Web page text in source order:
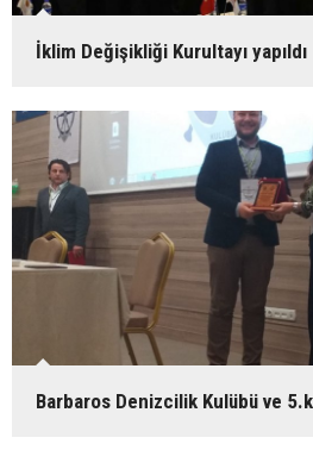
İklim Değişikliği Kurultayı yapıldı
Barbaros Denizcilik Kulübü ve